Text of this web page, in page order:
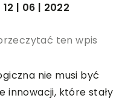
12 | 06 | 2022
ten wpis
nie musi być
innowacji, które stały